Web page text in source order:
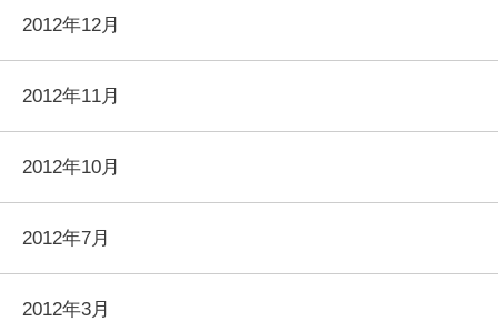
2012年12月
2012年11月
2012年10月
2012年7月
2012年3月